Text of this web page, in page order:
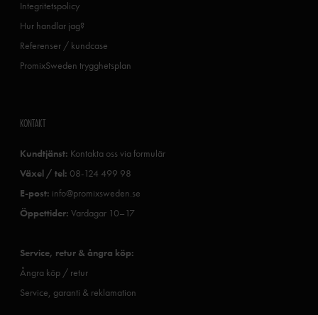
Integritetspolicy
Hur handlar jag?
Referenser / kundcase
PromixSweden trygghetsplan
KONTAKT
Kundtjänst: Kontakta oss via formulär
Växel / tel: 08-124 499 98
E-post: info@promixsweden.se
Öppettider: Vardagar 10–17
Service, retur & ångra köp:
Ångra köp / retur
Service, garanti & reklamation